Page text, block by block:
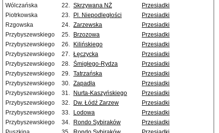
Wólczańska
22. Skrzywana NŻ
Przesiadki
Piotrkowska
23. Pl. Niepodległości
Przesiadki
Rzgowska
24. Zarzewska
Przesiadki
Przybyszewskiego
25. Brzozowa
Przesiadki
Przybyszewskiego
26. Kilińskiego
Przesiadki
Przybyszewskiego
27. Łęczycka
Przesiadki
Przybyszewskiego
28. Śmigłego-Rydza
Przesiadki
Przybyszewskiego
29. Tatrzańska
Przesiadki
Przybyszewskiego
30. Zapadła
Przesiadki
Przybyszewskiego
31. Nurta-Kaszyńskiego
Przesiadki
Przybyszewskiego
32. Dw. Łódź Zarzew
Przesiadki
Przybyszewskiego
33. Lodowa
Przesiadki
Przybyszewskiego
34. Rondo Sybiraków
Przesiadki